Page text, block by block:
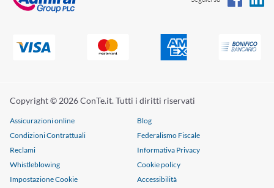
Allestimento interno;
Anno di acquisto;
un garage, in un box o lungola strada pubblica?);
modifiche;
Sarà poi necessario inserire anche i dati relativi a
proprietario e conducente (se diverso dal
Copyright © 2026 ConTe.it. Tutti i diritti riservati
Assicurazioni online
Blog
Condizioni Contrattuali
Federalismo Fiscale
Reclami
Informativa Privacy
Whistleblowing
Cookie policy
Impostazione Cookie
Accessibilità